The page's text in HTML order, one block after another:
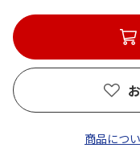
商品につ